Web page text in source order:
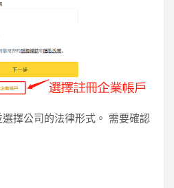
擇公司的法律形式。 需要確認